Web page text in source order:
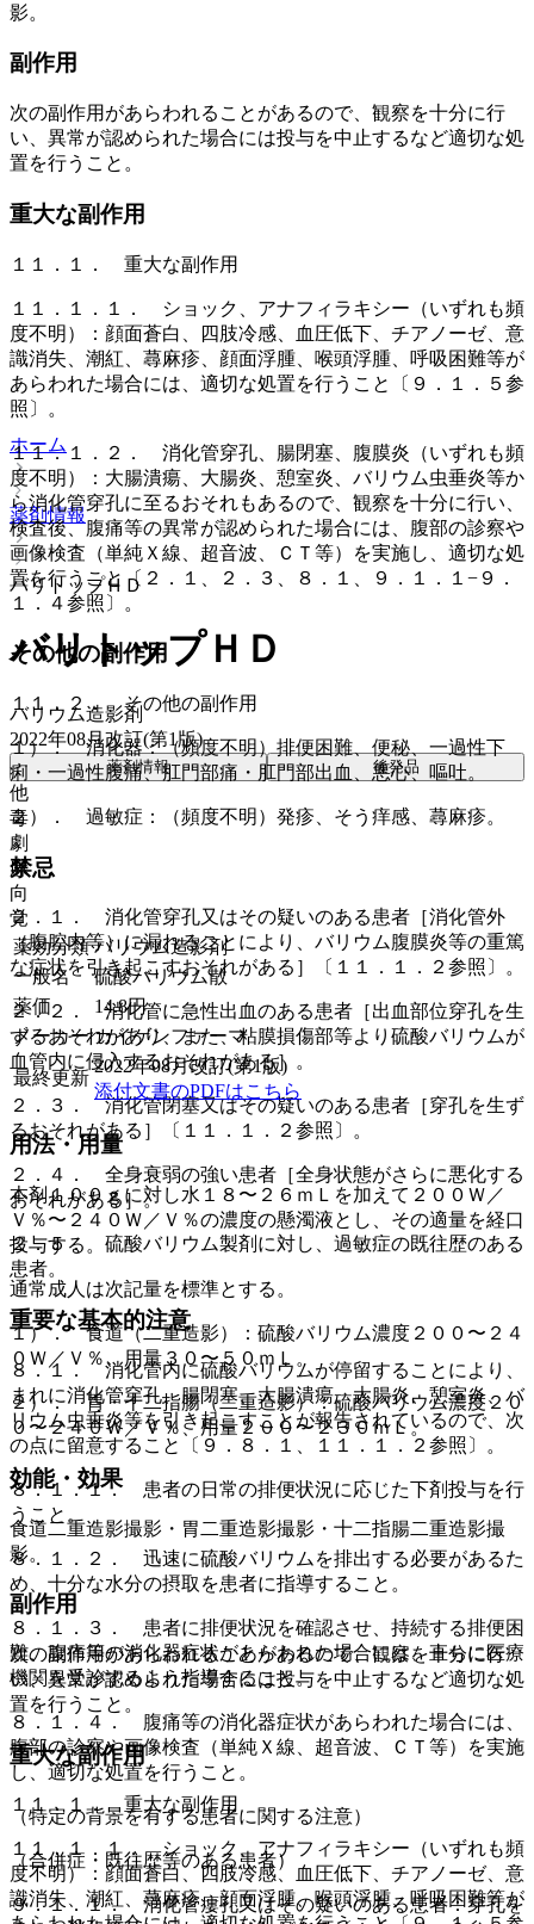
影。
副作用
次の副作用があらわれることがあるので、観察を十分に行
い、異常が認められた場合には投与を中止するなど適切な処
置を行うこと。
重大な副作用
１１．１． 重大な副作用
１１．１．１． ショック、アナフィラキシー（いずれも頻
度不明）：顔面蒼白、四肢冷感、血圧低下、チアノーゼ、意
識消失、潮紅、蕁麻疹、顔面浮腫、喉頭浮腫、呼吸困難等が
あらわれた場合には、適切な処置を行うこと〔９．１．５参
照〕。
１１．１．２． 消化管穿孔、腸閉塞、腹膜炎（いずれも頻
度不明）：大腸潰瘍、大腸炎、憩室炎、バリウム虫垂炎等か
ら消化管穿孔に至るおそれもあるので、観察を十分に行い、
検査後、腹痛等の異常が認められた場合には、腹部の診察や
画像検査（単純Ｘ線、超音波、ＣＴ等）を実施し、適切な処
置を行うこと〔２．１、２．３、８．１、９．１．１−９．
１．４参照〕。
その他の副作用
１１．２． その他の副作用
１）． 消化器：（頻度不明）排便困難、便秘、一過性下
痢・一過性腹痛、肛門部痛・肛門部出血、悪心、嘔吐。
２）． 過敏症：（頻度不明）発疹、そう痒感、蕁麻疹。
禁忌
２．１． 消化管穿孔又はその疑いのある患者［消化管外
（腹腔内等）に漏れることにより、バリウム腹膜炎等の重篤
な症状を引き起こすおそれがある］〔１１．１．２参照〕。
２．２． 消化管に急性出血のある患者［出血部位穿孔を生
ずるおそれがあり、また、粘膜損傷部等より硫酸バリウムが
血管内に侵入するおそれがある］。
２．３． 消化管閉塞又はその疑いのある患者［穿孔を生ず
るおそれがある］〔１１．１．２参照〕。
２．４． 全身衰弱の強い患者［全身状態がさらに悪化する
おそれがある］。
２．５． 硫酸バリウム製剤に対し、過敏症の既往歴のある
患者。
重要な基本的注意
８．１． 消化管内に硫酸バリウムが停留することにより、
まれに消化管穿孔、腸閉塞、大腸潰瘍、大腸炎、憩室炎、バ
リウム虫垂炎等を引き起こすことが報告されているので、次
の点に留意すること〔９．８．１、１１．１．２参照〕。
８．１．１． 患者の日常の排便状況に応じた下剤投与を行
うこと。
８．１．２． 迅速に硫酸バリウムを排出する必要があるた
め、十分な水分の摂取を患者に指導すること。
８．１．３． 患者に排便状況を確認させ、持続する排便困
難、腹痛等の消化器症状があらわれた場合には、直ちに医療
機関を受診するよう指導すること。
８．１．４． 腹痛等の消化器症状があらわれた場合には、
腹部の診察や画像検査（単純Ｘ線、超音波、ＣＴ等）を実施
し、適切な処置を行うこと。
（特定の背景を有する患者に関する注意）
（合併症・既往歴等のある患者）
９．１．１． 消化管瘻孔又はその疑いのある患者：穿孔を
ホーム
薬剤情報
バリトップＨＤ
バリトップＨＤ
バリウム造影剤
2022年08月改訂(第1版)
薬剤情報 後発品
他
毒
劇
麻
向
覚
薬効分類 バリウム造影剤
一般名
硫酸バリウム散
薬価
14.8円
メーカー カイゲンファーマ
最終更新
2022年08月改訂(第1版)
添付文書のPDFはこちら
用法・用量
本剤１００ｇに対し水１８〜２６ｍＬを加えて２００Ｗ／
Ｖ％〜２４０Ｗ／Ｖ％の濃度の懸濁液とし、その適量を経口
投与する。
通常成人は次記量を標準とする。
１）． 食道（二重造影）：硫酸バリウム濃度２００〜２４
０Ｗ／Ｖ％、用量３０〜５０ｍＬ。
２）． 胃・十二指腸（二重造影）：硫酸バリウム濃度２０
０〜２４０Ｗ／Ｖ％、用量２００〜２３０ｍＬ。
効能・効果
食道二重造影撮影・胃二重造影撮影・十二指腸二重造影撮
影。
副作用
次の副作用があらわれることがあるので、観察を十分に行
い、異常が認められた場合には投与を中止するなど適切な処
置を行うこと。
重大な副作用
１１．１． 重大な副作用
１１．１．１． ショック、アナフィラキシー（いずれも頻
度不明）：顔面蒼白、四肢冷感、血圧低下、チアノーゼ、意
識消失、潮紅、蕁麻疹、顔面浮腫、喉頭浮腫、呼吸困難等が